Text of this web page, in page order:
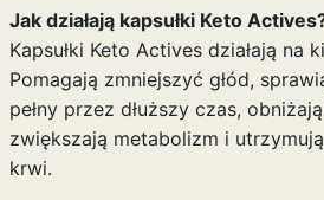
Jak działają kapsułki Keto
Kapsułki Keto Actives działają na
Pomagają zmniejszyć głód,
pełny przez dłuższy czas,
zwiększają metabolizm i
krwi.